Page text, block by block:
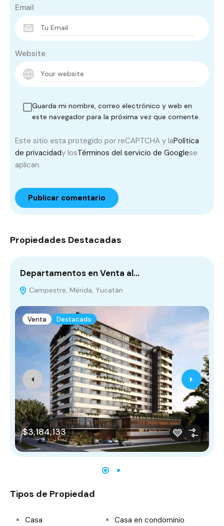
Email
Website
Guarda mi nombre, correo electrónico y web en
este navegador para la próxima vez que comente.
Este sitio esta protegido por reCAPTCHA y laPolítica
de privacidady losTérminos del servicio de Googlese
aplican.
Propiedades Destacadas
Departamentos en Venta al…
Campestre, Mérida, Yucatán
Venta Destacado
$3,184,133
Tipos de Propiedad
Casa Casa en condominio